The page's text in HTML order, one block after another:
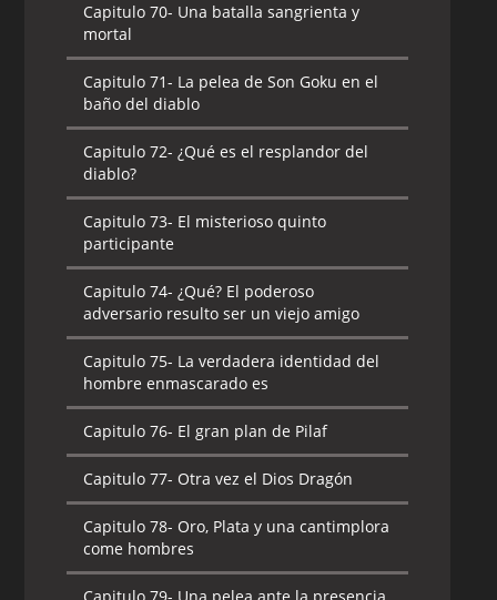
Capitulo 70- Una batalla sangrienta y
mortal
Capitulo 71- La pelea de Son Goku en el
baño del diablo
Capitulo 72- ¿Qué es el resplandor del
diablo?
Capitulo 73- El misterioso quinto
participante
Capitulo 74- ¿Qué? El poderoso
adversario resulto ser un viejo amigo
Capitulo 75- La verdadera identidad del
hombre enmascarado es
Capitulo 76- El gran plan de Pilaf
Capitulo 77- Otra vez el Dios Dragón
Capitulo 78- Oro, Plata y una cantimplora
come hombres